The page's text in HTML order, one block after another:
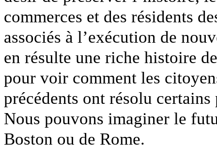
commerces et des résidents
associés à l’exécution de
en résulte une riche histoire
pour voir comment les
précédents ont résolu certains
Nous pouvons imaginer le
Boston ou de Rome.